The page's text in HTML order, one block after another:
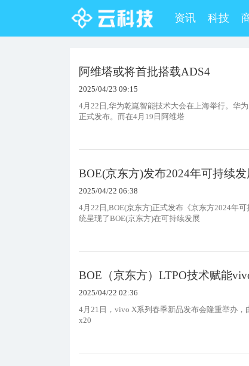
资讯 科技
阿维塔或将首批搭载ADS4
2025/04/23 09:15
4月22日,华为乾崑智能技术大会在上海举行。华
正式发布。而在4月19日阿维塔
BOE(京东方)发布2024年可持续
2025/04/22 06:38
4月22日,BOE(京东方)正式发布《京东方2024年
统呈现了BOE(京东方)在可持续发展
BOE（京东方）LTPO技术赋能
2025/04/22 02:36
4月21日，vivo X系列春季新品发布会隆重举办
x20